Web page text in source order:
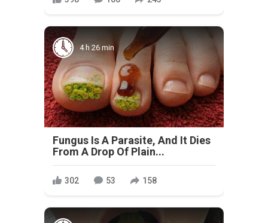
4 h 26 min
Fungus Is A Parasite, And It Dies
From A Drop Of Plain...
302 53 158